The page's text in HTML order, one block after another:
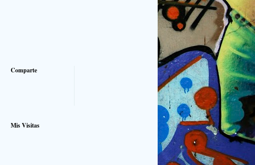
Comparte
Mis Visitas